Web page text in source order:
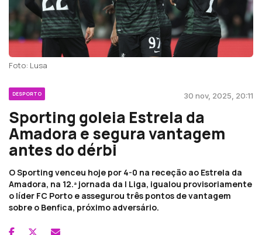
Foto: Lusa
DESPORTO 30 nov, 2025, 20:11
Sporting goleia Estrela da
Amadora e segura vantagem
antes do dérbi
O Sporting venceu hoje por 4-0 na receção ao Estrela da
Amadora, na 12.ª jornada da I Liga, igualou provisoriamente
o líder FC Porto e assegurou três pontos de vantagem
sobre o Benfica, próximo adversário.